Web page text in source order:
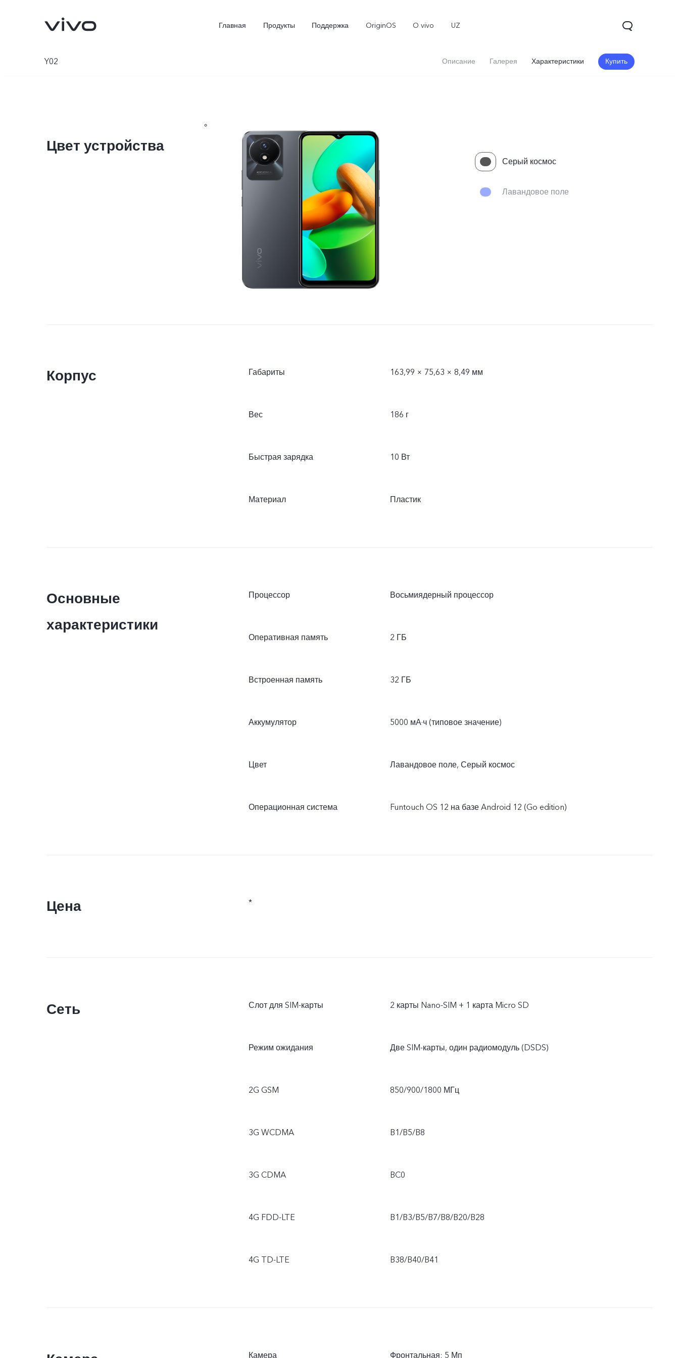
Главная Продукты Поддержка OriginOS O vivo UZ
X300 Новинка X300 FE Новинка V60 5G
Y02 Описание Галерея Характеристики Купить
Цвет устройства
Серый космос
Лавандовое поле
Корпус Габариты 163,99 × 75,63 × 8,49 мм
Вес 186 г
Быстрая зарядка 10 Вт
Материал Пластик
Основные
характеристики
Процессор Восьмиядерный процессор
Оперативная память 2 ГБ
Встроенная память 32 ГБ
Аккумулятор 5000 мА·ч (типовое значение)
Цвет Лавандовое поле, Серый космос
Операционная система Funtouch OS 12 на базе Android 12 (Go edition)
Цена *
Сеть Слот для SIM-карты 2 карты Nano-SIM + 1 карта Micro SD
Режим ожидания Две SIM-карты, один радиомодуль (DSDS)
2G GSM 850/900/1800 МГц
3G WCDMA B1/B5/B8
3G CDMA BC0
4G FDD-LTE B1/B3/B5/B7/B8/B20/B28
4G TD-LTE B38/B40/B41
Камера Фронтальная: 5 Мп